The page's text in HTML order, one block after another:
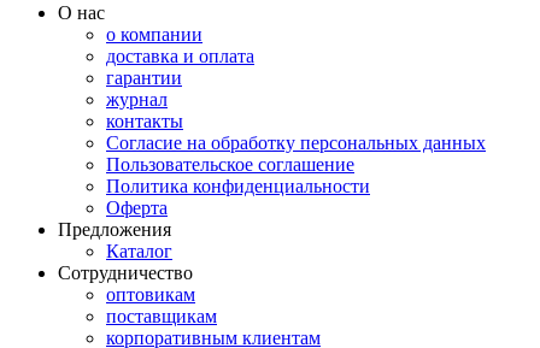
О нас
о компании
доставка и оплата
гарантии
журнал
контакты
Согласие на обработку персональных данных
Пользовательское соглашение
Политика конфиденциальности
Оферта
Предложения
Каталог
Сотрудничество
оптовикам
поставщикам
корпоративным клиентам